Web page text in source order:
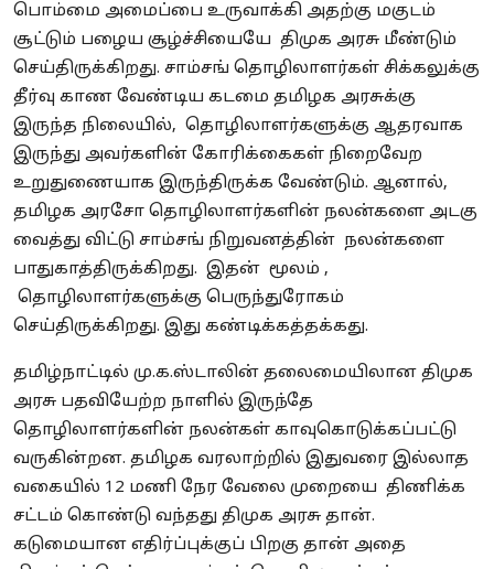
பொம்மை அமைப்பை உருவாக்கி அதற்கு மகுடம்
சூட்டும் பழைய சூழ்ச்சியையே திமுக அரசு மீண்டும்
செய்திருக்கிறது. சாம்சங் தொழிலாளர்கள் சிக்கலுக்கு
தீர்வு காண வேண்டிய கடமை தமிழக அரசுக்கு
இருந்த நிலையில், தொழிலாளர்களுக்கு ஆதரவாக
இருந்து அவர்களின் கோரிக்கைகள் நிறைவேற
உறுதுணையாக இருந்திருக்க வேண்டும். ஆனால்,
தமிழக அரசோ தொழிலாளர்களின் நலன்களை அடகு
வைத்து விட்டு சாம்சங் நிறுவனத்தின் நலன்களை
பாதுகாத்திருக்கிறது. இதன் மூலம் ,
தொழிலாளர்களுக்கு பெருந்துரோகம்
செய்திருக்கிறது. இது கண்டிக்கத்தக்கது.
தமிழ்நாட்டில் மு.க.ஸ்டாலின் தலைமையிலான திமுக
அரசு பதவியேற்ற நாளில் இருந்தே
தொழிலாளர்களின் நலன்கள் காவுகொடுக்கப்பட்டு
வருகின்றன. தமிழக வரலாற்றில் இதுவரை இல்லாத
வகையில் 12 மணி நேர வேலை முறையை திணிக்க
சட்டம் கொண்டு வந்தது திமுக அரசு தான்.
கடுமையான எதிர்ப்புக்குப் பிறகு தான் அதை